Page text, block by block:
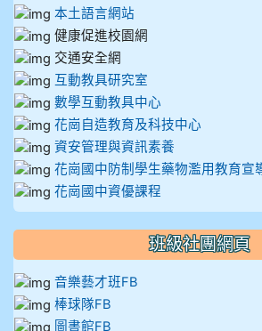
本土語言網站
健康促進校園網
交通安全網
互動教具研究室
數學互動教具中心
花崗自造教育及科技中心
資安管理與資訊素養
花崗國中防制學生藥物濫用教育宣
花崗國中資優課程
班級社團網頁
音樂藝才班FB
棒球隊FB
圖書館FB